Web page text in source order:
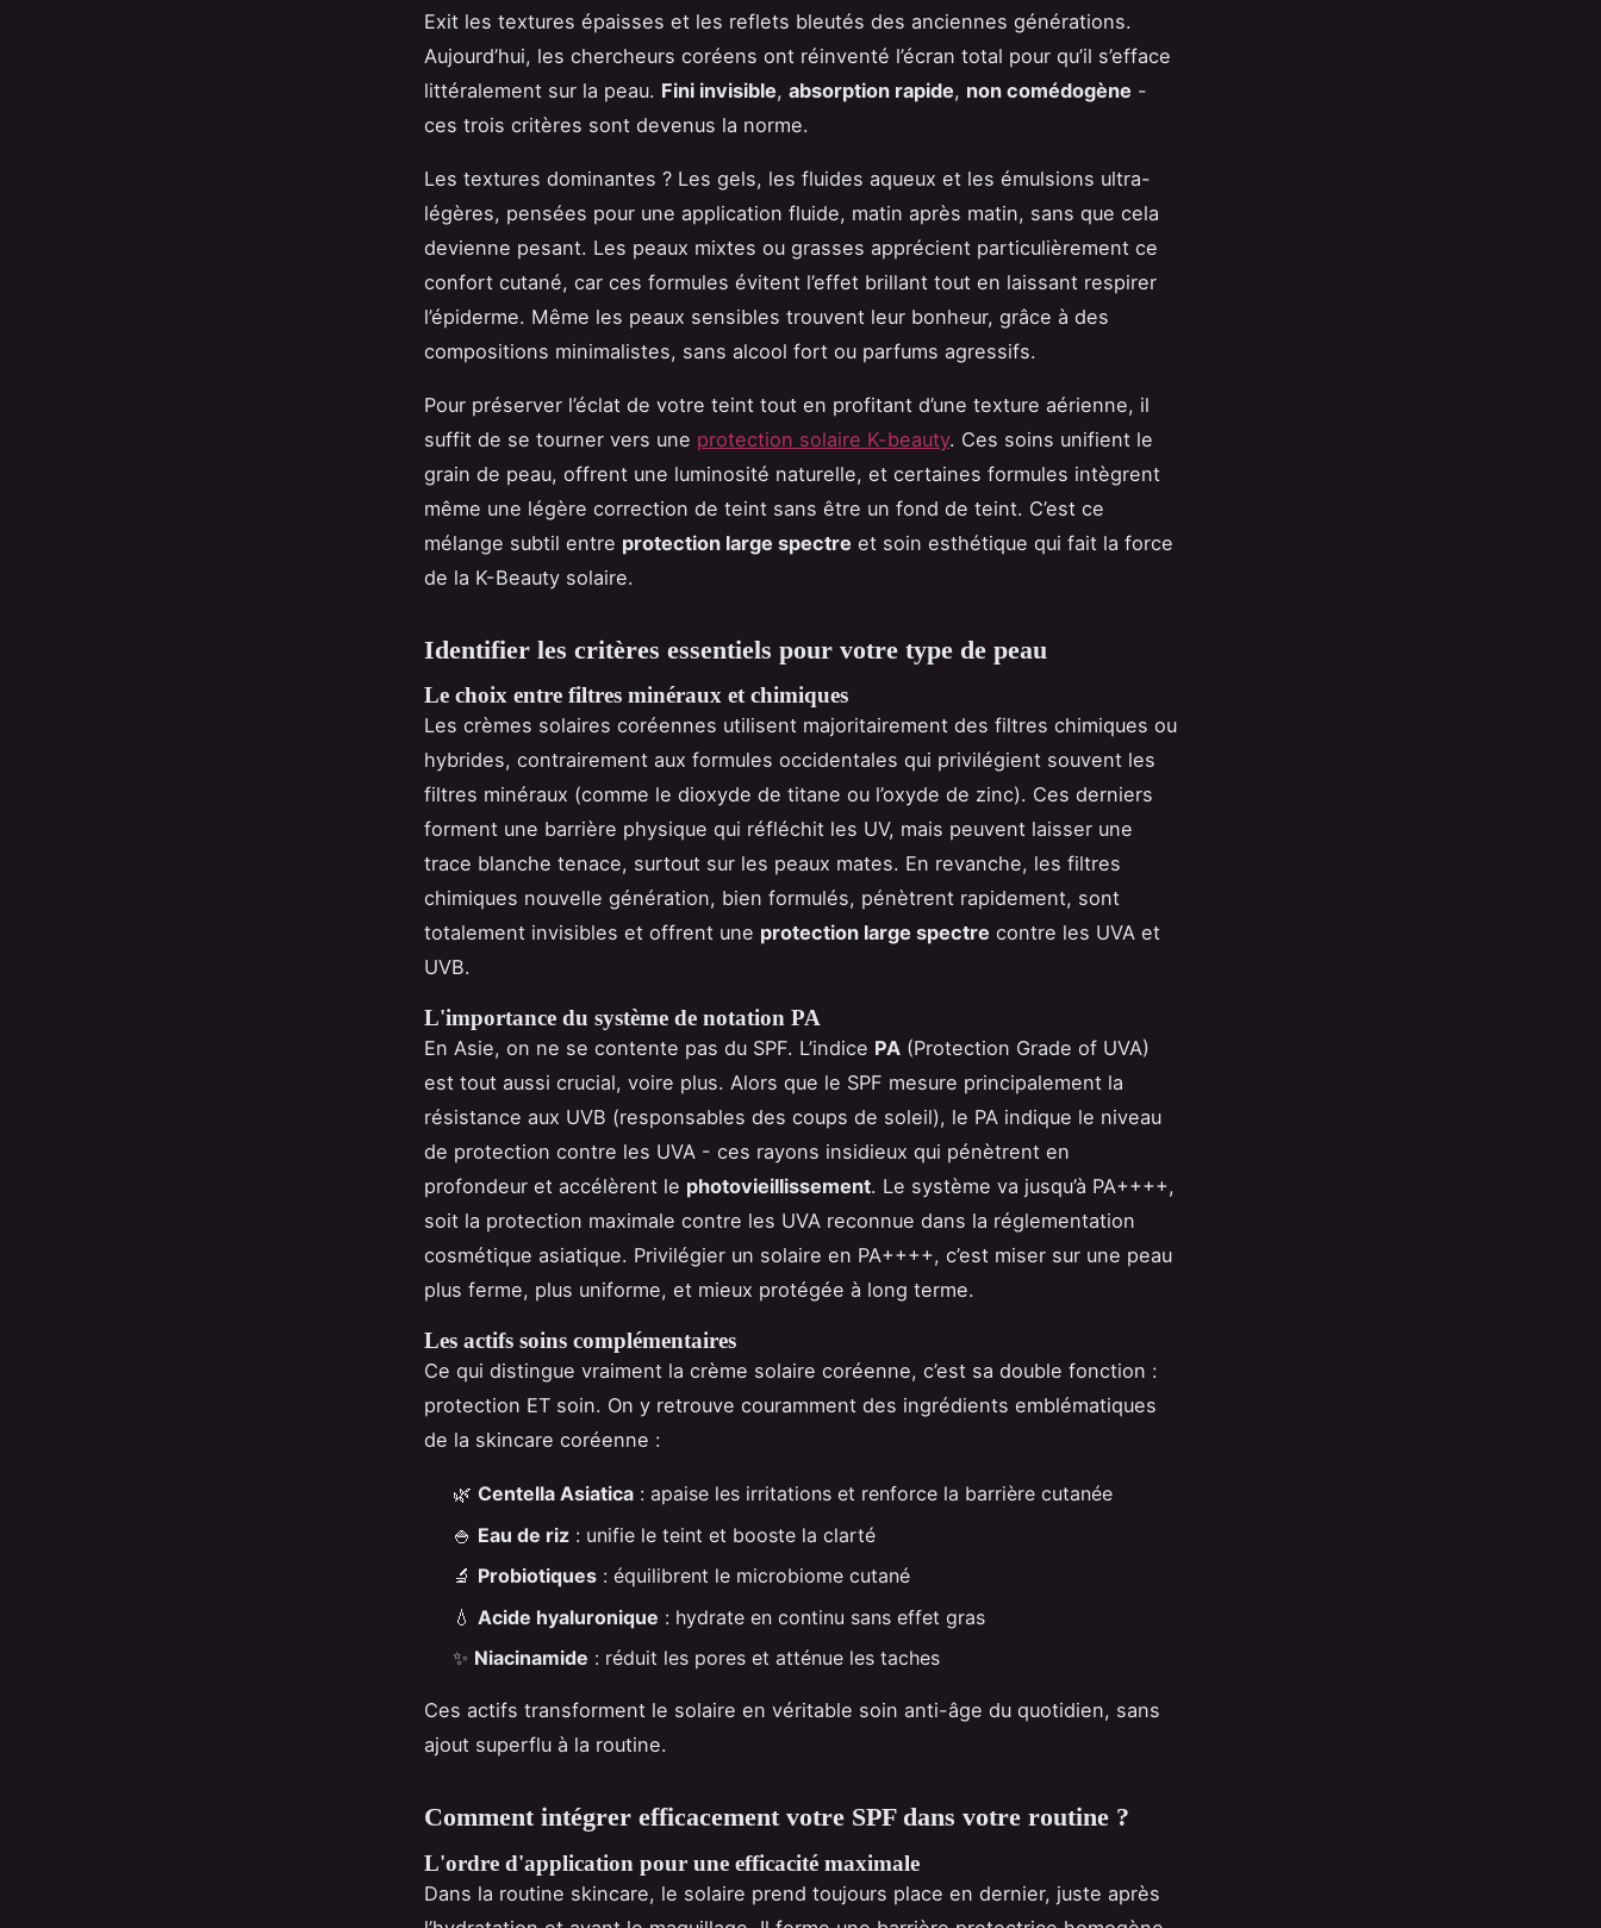
Exit les textures épaisses et les reflets bleutés des anciennes générations.
Aujourd’hui, les chercheurs coréens ont réinventé l’écran total pour qu’il s’efface
littéralement sur la peau. Fini invisible, absorption rapide, non comédogène -
ces trois critères sont devenus la norme.
Les textures dominantes ? Les gels, les fluides aqueux et les émulsions ultra-
légères, pensées pour une application fluide, matin après matin, sans que cela
devienne pesant. Les peaux mixtes ou grasses apprécient particulièrement ce
confort cutané, car ces formules évitent l’effet brillant tout en laissant respirer
l’épiderme. Même les peaux sensibles trouvent leur bonheur, grâce à des
compositions minimalistes, sans alcool fort ou parfums agressifs.
Pour préserver l’éclat de votre teint tout en profitant d’une texture aérienne, il
suffit de se tourner vers une protection solaire K-beauty. Ces soins unifient le
grain de peau, offrent une luminosité naturelle, et certaines formules intègrent
même une légère correction de teint sans être un fond de teint. C’est ce
mélange subtil entre protection large spectre et soin esthétique qui fait la force
de la K-Beauty solaire.
Identifier les critères essentiels pour votre type de peau
Le choix entre filtres minéraux et chimiques
Les crèmes solaires coréennes utilisent majoritairement des filtres chimiques ou
hybrides, contrairement aux formules occidentales qui privilégient souvent les
filtres minéraux (comme le dioxyde de titane ou l’oxyde de zinc). Ces derniers
forment une barrière physique qui réfléchit les UV, mais peuvent laisser une
trace blanche tenace, surtout sur les peaux mates. En revanche, les filtres
chimiques nouvelle génération, bien formulés, pénètrent rapidement, sont
totalement invisibles et offrent une protection large spectre contre les UVA et
UVB.
L'importance du système de notation PA
En Asie, on ne se contente pas du SPF. L’indice PA (Protection Grade of UVA)
est tout aussi crucial, voire plus. Alors que le SPF mesure principalement la
résistance aux UVB (responsables des coups de soleil), le PA indique le niveau
de protection contre les UVA - ces rayons insidieux qui pénètrent en
profondeur et accélèrent le photovieillissement. Le système va jusqu’à PA++++,
soit la protection maximale contre les UVA reconnue dans la réglementation
cosmétique asiatique. Privilégier un solaire en PA++++, c’est miser sur une peau
plus ferme, plus uniforme, et mieux protégée à long terme.
Les actifs soins complémentaires
Ce qui distingue vraiment la crème solaire coréenne, c’est sa double fonction :
protection ET soin. On y retrouve couramment des ingrédients emblématiques
de la skincare coréenne :
🌿 Centella Asiatica : apaise les irritations et renforce la barrière cutanée
🍚 Eau de riz : unifie le teint et booste la clarté
🔬 Probiotiques : équilibrent le microbiome cutané
💧 Acide hyaluronique : hydrate en continu sans effet gras
✨ Niacinamide : réduit les pores et atténue les taches
Ces actifs transforment le solaire en véritable soin anti-âge du quotidien, sans
ajout superflu à la routine.
Comment intégrer efficacement votre SPF dans votre routine ?
L'ordre d'application pour une efficacité maximale
Dans la routine skincare, le solaire prend toujours place en dernier, juste après